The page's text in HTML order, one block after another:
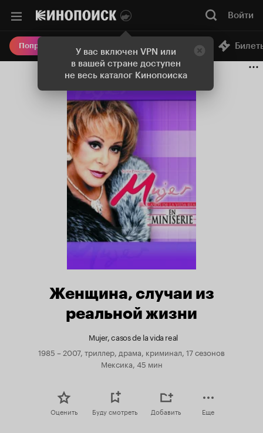
У вас включен VPN или
в вашей стране доступен
не весь каталог Кинопоиска
Войти
Попробовать Плюс Онлайн-кинотеатр
Женщина, случаи из
реальной жизни
Mujer, casos de la vida real
1985 – 2007, триллер, драма, криминал, 17 сезонов
Мексика, 45 мин
Оценить Буду смотреть Добавить Еще